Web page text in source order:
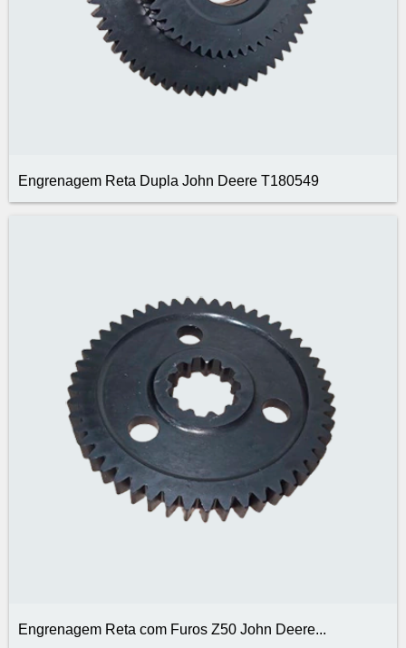
Engrenagem Reta Dupla John Deere T180549
Engrenagem Reta com Furos Z50 John Deere...